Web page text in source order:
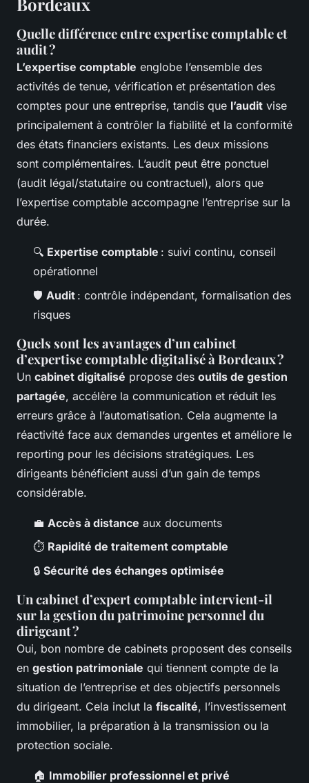
Quelle différence entre expertise comptable et
audit ?
L’expertise comptable englobe l’ensemble des
activités de tenue, vérification et présentation des
comptes pour une entreprise, tandis que l’audit vise
principalement à contrôler la fiabilité et la conformité
des états financiers existants. Les deux missions
sont complémentaires. L’audit peut être ponctuel
(audit légal/statutaire ou contractuel), alors que
l’expertise comptable accompagne l’entreprise sur la
durée.
🔍 Expertise comptable : suivi continu, conseil
opérationnel
🛡 Audit : contrôle indépendant, formalisation des
risques
Quels sont les avantages d’un cabinet
d’expertise comptable digitalisé à Bordeaux ?
Un cabinet digitalisé propose des outils de gestion
partagée, accélère la communication et réduit les
erreurs grâce à l’automatisation. Cela augmente la
réactivité face aux demandes urgentes et améliore le
reporting pour les décisions stratégiques. Les
dirigeants bénéficient aussi d’un gain de temps
considérable.
💼 Accès à distance aux documents
⏱️ Rapidité de traitement comptable
🔒 Sécurité des échanges optimisée
Un cabinet d’expert comptable intervient-il
sur la gestion du patrimoine personnel du
dirigeant ?
Oui, bon nombre de cabinets proposent des conseils
en gestion patrimoniale qui tiennent compte de la
situation de l’entreprise et des objectifs personnels
du dirigeant. Cela inclut la fiscalité, l’investissement
immobilier, la préparation à la transmission ou la
protection sociale.
🏠 Immobilier professionnel et privé